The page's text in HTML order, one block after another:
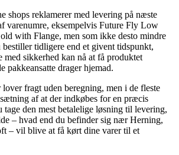
shops reklamerer med levering på næste
varenumre, eksempelvis Future Fly Low
with Flange, men som ikke desto mindre
tidligere end et givent tidspunkt,
med sikkerhed kan nå at få produktet
pakkeansatte drager hjemad.
fragt uden beregning, men i de fleste
af at der indkøbes for en præcis
den mest betalelige løsning til levering,
– hvad end du befinder sig nær Herning,
– vil blive at få kørt dine varer til et